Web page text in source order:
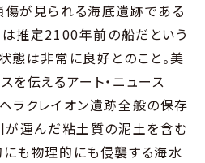
が見られる海底遺跡である
推定2100年前の船だという
態は非常に良好とのこと。美
を伝えるアート・ニュース
ラクレイオン遺跡全般の保存
が運んだ粘土質の泥土を含む
も物理的にも侵襲する海水